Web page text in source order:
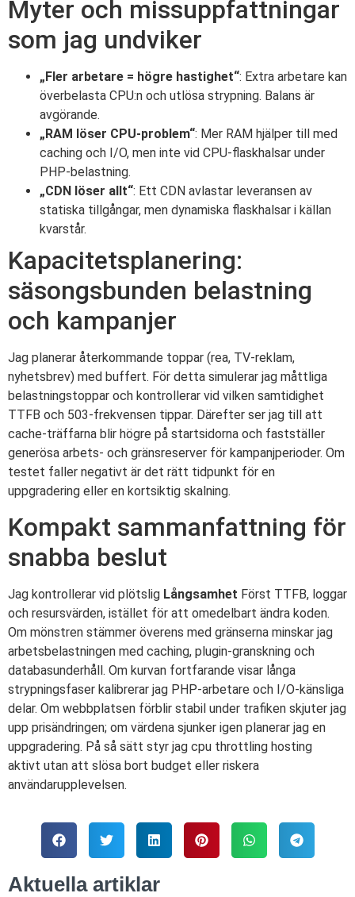
Myter och missuppfattningar
som jag undviker
„Fler arbetare = högre hastighet“: Extra arbetare kan
överbelasta CPU:n och utlösa strypning. Balans är
avgörande.
„RAM löser CPU-problem“: Mer RAM hjälper till med
caching och I/O, men inte vid CPU-flaskhalsar under
PHP-belastning.
„CDN löser allt“: Ett CDN avlastar leveransen av
statiska tillgångar, men dynamiska flaskhalsar i källan
kvarstår.
Kapacitetsplanering:
säsongsbunden belastning
och kampanjer
Jag planerar återkommande toppar (rea, TV-reklam,
nyhetsbrev) med buffert. För detta simulerar jag måttliga
belastningstoppar och kontrollerar vid vilken samtidighet
TTFB och 503-frekvensen tippar. Därefter ser jag till att
cache-träffarna blir högre på startsidorna och fastställer
generösa arbets- och gränsreserver för kampanjperioder. Om
testet faller negativt är det rätt tidpunkt för en
uppgradering eller en kortsiktig skalning.
Kompakt sammanfattning för
snabba beslut
Jag kontrollerar vid plötslig Långsamhet Först TTFB, loggar
och resursvärden, istället för att omedelbart ändra koden.
Om mönstren stämmer överens med gränserna minskar jag
arbetsbelastningen med caching, plugin-granskning och
databasunderhåll. Om kurvan fortfarande visar långa
strypningsfaser kalibrerar jag PHP-arbetare och I/O-känsliga
delar. Om webbplatsen förblir stabil under trafiken skjuter jag
upp prisändringen; om värdena sjunker igen planerar jag en
uppgradering. På så sätt styr jag cpu throttling hosting
aktivt utan att slösa bort budget eller riskera
användarupplevelsen.
Aktuella artiklar